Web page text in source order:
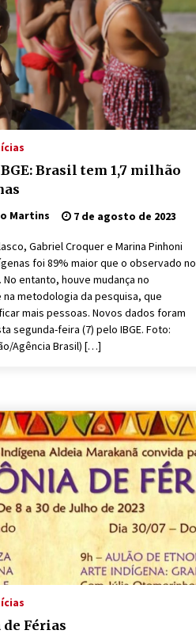
Brasil tem 1,7 milhão
Martins 7 de agosto de 2023
Gabriel Croquer e Marina Pinhoni
foi 89% maior que o observado no
No entanto, houve mudança no
metodologia da pesquisa, que
mais pessoas. Novos dados foram
segunda-feira (7) pelo IBGE. Foto:
Agência Brasil) […]
Férias